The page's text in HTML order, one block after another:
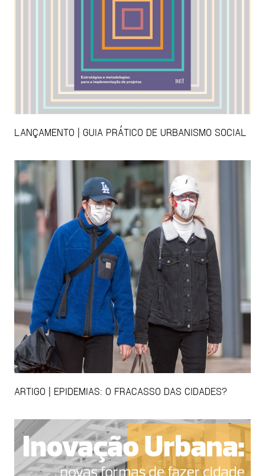
LANÇAMENTO | GUIA PRÁTICO DE URBANISMO SOCIAL
ARTIGO | EPIDEMIAS: O FRACASSO DAS CIDADES?